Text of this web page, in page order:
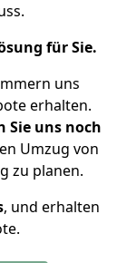
für Sie.
uns
erhalten.
uns noch
Umzug von
zu planen.
, und erhalten